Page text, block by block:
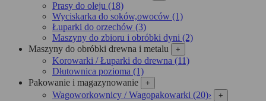
Prasy do oleju (18)
Wyciskarka do soków,owoców (1)
Łuparki do orzechów (3)
Maszyny do zbioru i obróbki dyni (2)
Maszyny do obróbki drewna i metalu
+
Korowarki / Łuparki do drewna (11)
Dłutownica pozioma (1)
Pakowanie i magazynowanie
+
Wagoworkownicy / Wagopakowarki (20)› +